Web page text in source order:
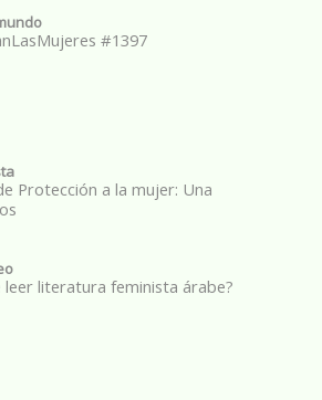
#1397
Protección a la mujer: Una
leer literatura feminista árabe?